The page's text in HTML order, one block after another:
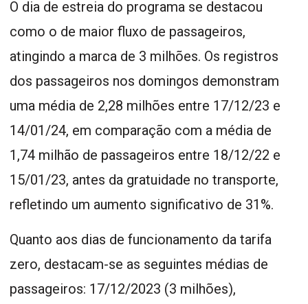
O dia de estreia do programa se destacou
como o de maior fluxo de passageiros,
atingindo a marca de 3 milhões. Os registros
dos passageiros nos domingos demonstram
uma média de 2,28 milhões entre 17/12/23 e
14/01/24, em comparação com a média de
1,74 milhão de passageiros entre 18/12/22 e
15/01/23, antes da gratuidade no transporte,
refletindo um aumento significativo de 31%.
Quanto aos dias de funcionamento da tarifa
zero, destacam-se as seguintes médias de
passageiros: 17/12/2023 (3 milhões),